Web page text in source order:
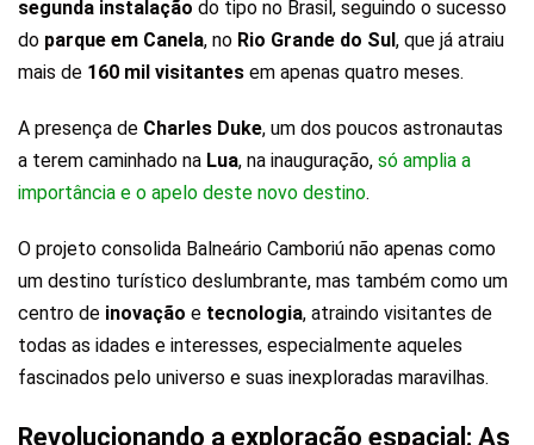
segunda instalação do tipo no Brasil, seguindo o sucesso
do parque em Canela, no Rio Grande do Sul , que já atraiu
mais de 160 mil visitantes em apenas quatro meses.
A presença de Charles Duke, um dos poucos astronautas
a terem caminhado na Lua, na inauguração, só amplia a
importância e o apelo deste novo destino.
O projeto consolida Balneário Camboriú não apenas como
um destino turístico deslumbrante, mas também como um
centro de inovação e tecnologia, atraindo visitantes de
todas as idades e interesses, especialmente aqueles
fascinados pelo universo e suas inexploradas maravilhas.
Revolucionando a exploração espacial: As